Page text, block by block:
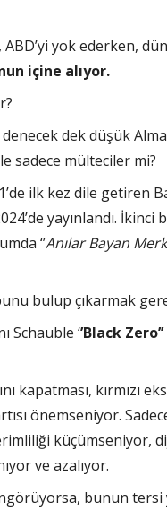
yok ederken,
içine alıyor.
dek düşük
sadece mülteciler mi?
ilk kez dile getiren
yayınlandı.
‘’Anılar Bayan
bulup çıkarmak
Schauble ‘’Black Zero’’
kapatması, kırmızı
önemseniyor.
küçümseniyor,
ve azalıyor.
bunun tersi